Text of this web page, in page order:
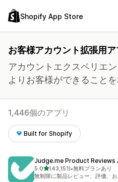
Shopify App Store
お客様アカウント拡張用ア
アカウントエクスペリエ
よりお客様ができることを
1,446個のアプリ
Built for Shopify
Judge.me Product Reviews
5.05つ星中
(43,151)
合計レビュー数：43151件
•無料プランあり
無制限に製品レビュー、評価、